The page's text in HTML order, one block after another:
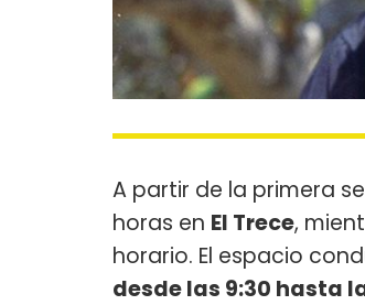
A partir de la primera
horas en El Trece,
horario. El espacio
desde las 9:30 hasta